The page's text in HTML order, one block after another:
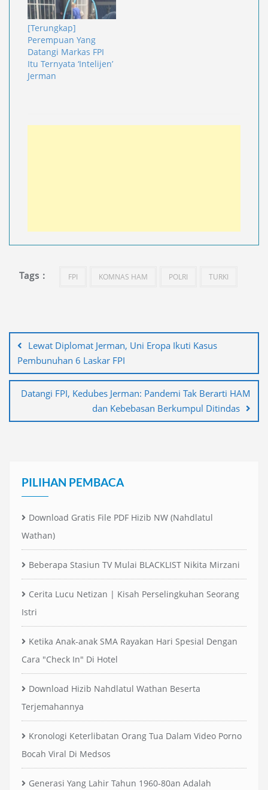
[Terungkap]
Perempuan Yang
Datangi Markas FPI
Itu Ternyata ‘Intelijen’
Jerman
Tags : FPI KOMNAS HAM POLRI TURKI
posLewat Diplomat Jerman, Uni Eropa Ikuti Kasus
Pembunuhan 6 Laskar FPI
Datangi FPI, Kedubes Jerman: Pandemi Tak Berarti HAM
dan Kebebasan Berkumpul Ditindas
PILIHAN PEMBACA
Download Gratis File PDF Hizib NW (Nahdlatul
Wathan)
Beberapa Stasiun TV Mulai BLACKLIST Nikita Mirzani
Cerita Lucu Netizan | Kisah Perselingkuhan Seorang
Istri
Ketika Anak-anak SMA Rayakan Hari Spesial Dengan
Cara "Check In" Di Hotel
Download Hizib Nahdlatul Wathan Beserta
Terjemahannya
Kronologi Keterlibatan Orang Tua Dalam Video Porno
Bocah Viral Di Medsos
Generasi Yang Lahir Tahun 1960-80an Adalah